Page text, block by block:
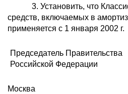
3. Установить, что
средств, включаемых в
применяется с 1 января 2002 г.
Председатель Правительства
Российской Федерации
Москва